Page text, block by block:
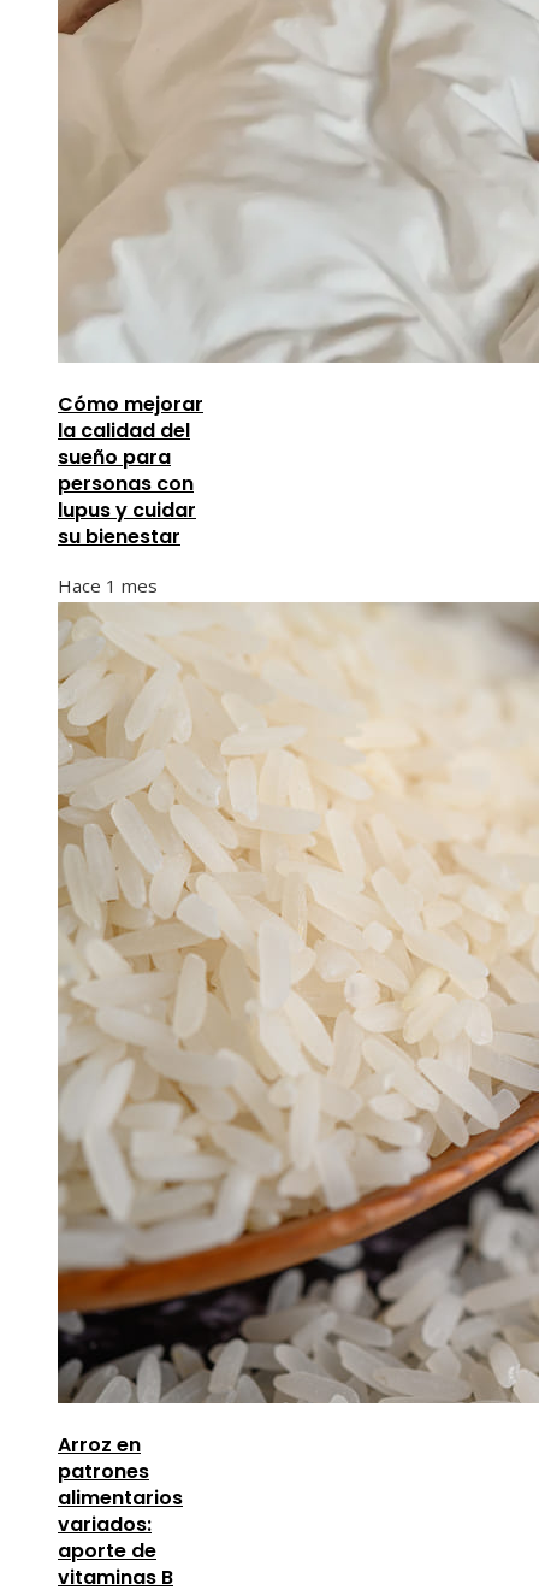
Cómo mejorar
la calidad del
sueño para
personas con
lupus y cuidar
su bienestar
Hace 1 mes
Arroz en
patrones
alimentarios
variados:
aporte de
vitaminas B